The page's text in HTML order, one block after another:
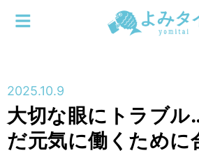
連載
検索する
メニューを閉じる
2025.10.9
大切な眼にトラブ
だ元気に働くため